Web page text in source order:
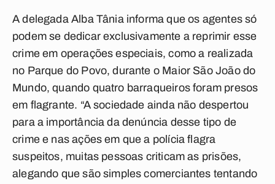
A delegada Alba Tânia informa que os agentes só
podem se dedicar exclusivamente a reprimir esse
crime em operações especiais, como a realizada
no Parque do Povo, durante o Maior São João do
Mundo, quando quatro barraqueiros foram presos
em flagrante. “A sociedade ainda não despertou
para a importância da denúncia desse tipo de
crime e nas ações em que a polícia flagra
suspeitos, muitas pessoas criticam as prisões,
alegando que são simples comerciantes tentando